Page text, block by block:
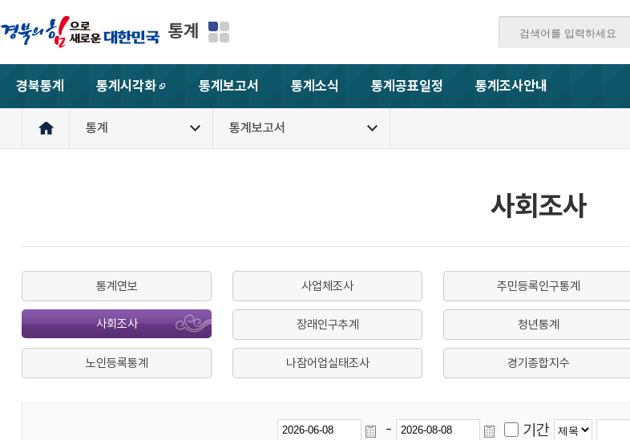
통계
경북통계
통계시각화
새창
통계보고서 통계소식 통계공표일정 통계조사안내
통계 통계보고서
사회조사
통계연보 사업체조사 주민등록인구통계
사회조사 장래인구추계 청년통계
노인등록통계 나잠어업실태조사 경기종합지수
- 기간